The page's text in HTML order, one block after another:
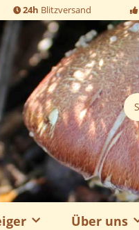
24h Blitzversand
Über uns